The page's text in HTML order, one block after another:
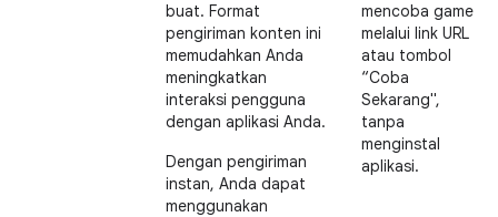
buat. Format
pengiriman konten ini
memudahkan Anda
meningkatkan
interaksi pengguna
dengan aplikasi Anda.
Dengan pengiriman
instan, Anda dapat
menggunakan
mencoba game
melalui link URL
atau tombol
“Coba
Sekarang",
tanpa
menginstal
aplikasi.